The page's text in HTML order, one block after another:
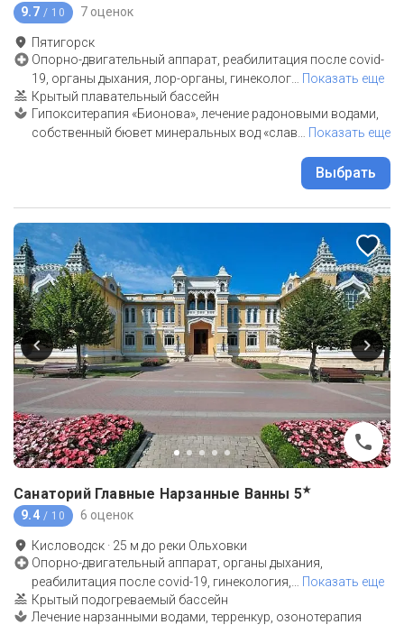
9.7 / 10 7 оценок
Пятигорск
Опорно-двигательный аппарат, реабилитация после covid-
19, органы дыхания, лор-органы, гинеколог
Показать еще
Крытый плавательный бассейн
Гипокситерапия «Бионова», лечение радоновыми водами,
собственный бювет минеральных вод «слав
Показать еще
Выбрать
Санаторий Главные Нарзанные Ванны 5★
9.4 / 10 6 оценок
Кисловодск · 25 м до реки Ольховки
Опорно-двигательный аппарат, органы дыхания,
реабилитация после covid-19, гинекология,
Показать еще
Крытый подогреваемый бассейн
Лечение нарзанными водами, терренкур, озонотерапия